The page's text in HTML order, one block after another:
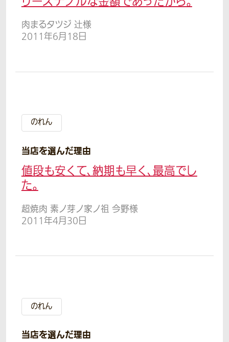
肉まるタツジ 辻様
2011年6月18日
のれん
当店を選んだ理由
値段も安くて、納期も早く、最高でし
た。
超焼肉 素ノ芽ノ家ノ祖 今野様
2011年4月30日
のれん
当店を選んだ理由